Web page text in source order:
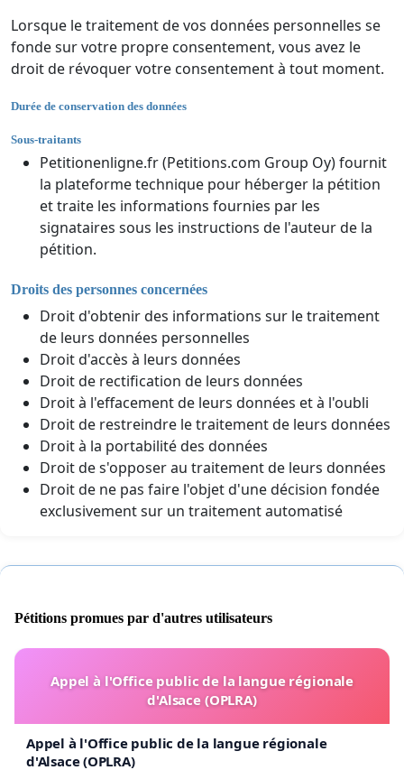
Lorsque le traitement de vos données personnelles se
fonde sur votre propre consentement, vous avez le
droit de révoquer votre consentement à tout moment.
Durée de conservation des données
Sous-traitants
Petitionenligne.fr (Petitions.com Group Oy) fournit
la plateforme technique pour héberger la pétition
et traite les informations fournies par les
signataires sous les instructions de l'auteur de la
pétition.
Droits des personnes concernées
Droit d'obtenir des informations sur le traitement
de leurs données personnelles
Droit d'accès à leurs données
Droit de rectification de leurs données
Droit à l'effacement de leurs données et à l'oubli
Droit de restreindre le traitement de leurs données
Droit à la portabilité des données
Droit de s'opposer au traitement de leurs données
Droit de ne pas faire l'objet d'une décision fondée
exclusivement sur un traitement automatisé
Pétitions promues par d'autres utilisateurs
Appel à l'Office public de la langue régionale
d'Alsace (OPLRA)
Appel à l'Office public de la langue régionale
d'Alsace (OPLRA)